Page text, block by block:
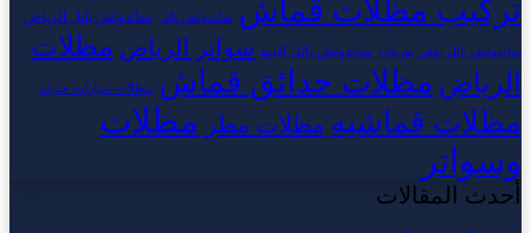
تركيب مظلات قماش ساندوتش بانل ساندوتش بانل الرياض
ساندوتش بانل بولي يوريثان ساندوتش بانل للبيع سواتر الرياض مظلات
الرياض مظلات حدائق قماش مظلات سيارات حديثة
مظلات قماشيه مظلات مطر مظلات
وسواتر
أحدث المقالات